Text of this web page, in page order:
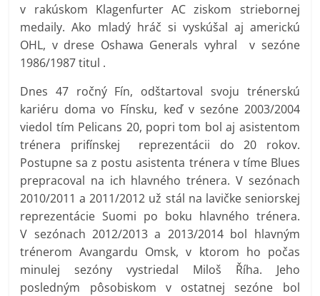
v rakúskom Klagenfurter AC ziskom striebornej
medaily. Ako mladý hráč si vyskúšal aj americkú
OHL, v drese Oshawa Generals vyhral v sezóne
1986/1987 titul .
Dnes 47 ročný Fín, odštartoval svoju trénerskú
kariéru doma vo Fínsku, keď v sezóne 2003/2004
viedol tím Pelicans 20, popri tom bol aj asistentom
trénera prifínskej reprezentácii do 20 rokov.
Postupne sa z postu asistenta trénera v tíme Blues
prepracoval na ich hlavného trénera. V sezónach
2010/2011 a 2011/2012 už stál na lavičke seniorskej
reprezentácie Suomi po boku hlavného trénera.
V sezónach 2012/2013 a 2013/2014 bol hlavným
trénerom Avangardu Omsk, v ktorom ho počas
minulej sezóny vystriedal Miloš Říha. Jeho
posledným pôsobiskom v ostatnej sezóne bol